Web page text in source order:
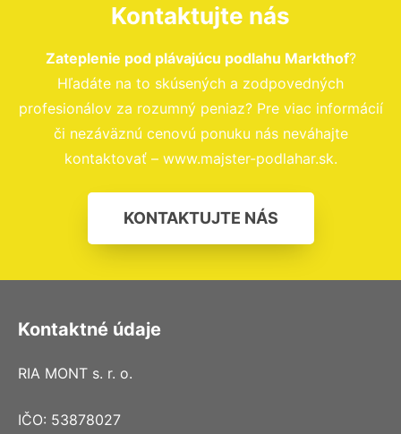
Kontaktujte nás
Zateplenie pod plávajúcu podlahu Markthof?
Hľadáte na to skúsených a zodpovedných
profesionálov za rozumný peniaz? Pre viac informácií
či nezáväznú cenovú ponuku nás neváhajte
kontaktovať – www.majster-podlahar.sk.
KONTAKTUJTE NÁS
Kontaktné údaje
RIA MONT s. r. o.
IČO: 53878027